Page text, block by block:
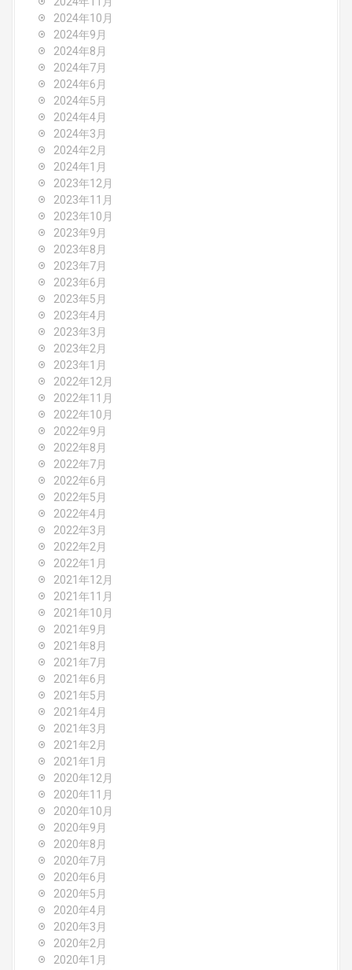
2024年10月
2024年9月
2024年8月
2024年7月
2024年6月
2024年5月
2024年4月
2024年3月
2024年2月
2024年1月
2023年12月
2023年11月
2023年10月
2023年9月
2023年8月
2023年7月
2023年6月
2023年5月
2023年4月
2023年3月
2023年2月
2023年1月
2022年12月
2022年11月
2022年10月
2022年9月
2022年8月
2022年7月
2022年6月
2022年5月
2022年4月
2022年3月
2022年2月
2022年1月
2021年12月
2021年11月
2021年10月
2021年9月
2021年8月
2021年7月
2021年6月
2021年5月
2021年4月
2021年3月
2021年2月
2021年1月
2020年12月
2020年11月
2020年10月
2020年9月
2020年8月
2020年7月
2020年6月
2020年5月
2020年4月
2020年3月
2020年2月
2020年1月